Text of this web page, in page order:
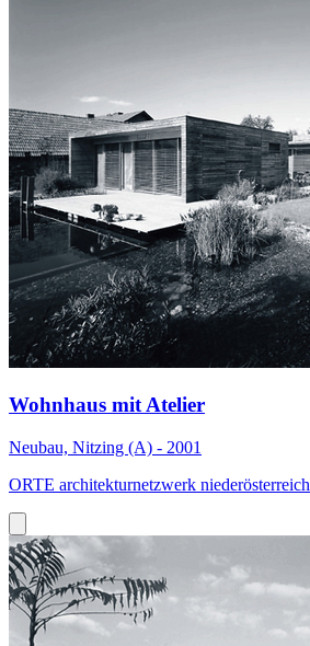
Wohnhaus mit Atelier
Neubau, Nitzing (A) - 2001
ORTE architekturnetzwerk niederösterreich